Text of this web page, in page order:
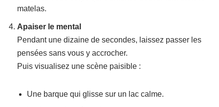
matelas.
Apaiser le mental
Pendant une dizaine de secondes, laissez passer les
pensées sans vous y accrocher.
Puis visualisez une scène paisible :
Une barque qui glisse sur un lac calme.